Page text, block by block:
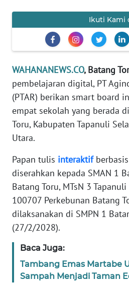
Ikuti Kami
WAHANANEWS.CO, Batang
pembelajaran digital, PT
(PTAR) berikan smart board
empat sekolah yang berada
Toru, Kabupaten Tapanuli
Utara.
Papan tulis interaktif
diserahkan kepada SMAN 1
Batang Toru, MTsN 3
100707 Perkebunan Batang
dilaksanakan di SMPN 1
(27/2/2028).
Baca Juga:
Tambang Emas Martabe
Sampah Menjadi Taman
SIBER
REDAKSI
DISCLAIMER
Wahana
News
Regional
WN
SUMUT
JAKARTA
WN